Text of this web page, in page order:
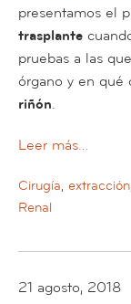
presentamos el
trasplante
pruebas a las
órgano y en qué
riñón.
Leer más…
Cirugía, extracción
Renal
21 agosto, 2018